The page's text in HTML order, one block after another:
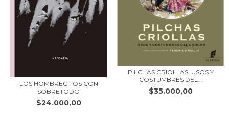
LOS HOMBRECITOS CON
SOBRETODO
$24.000,00
PILCHAS CRIOLLAS. USOS Y
COSTUMBRES DEL...
$35.000,00